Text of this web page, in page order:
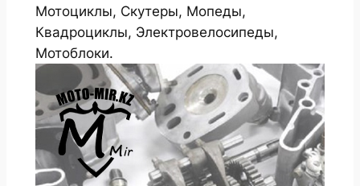
Мотоциклы, Скутеры, Мопеды,
Квадроциклы, Электровелосипеды,
Мотоблоки.